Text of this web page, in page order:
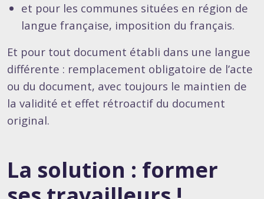
et pour les communes situées en région de
langue française, imposition du français.
Et pour tout document établi dans une langue
différente : remplacement obligatoire de l’acte
ou du document, avec toujours le maintien de
la validité et effet rétroactif du document
original.
La solution : former